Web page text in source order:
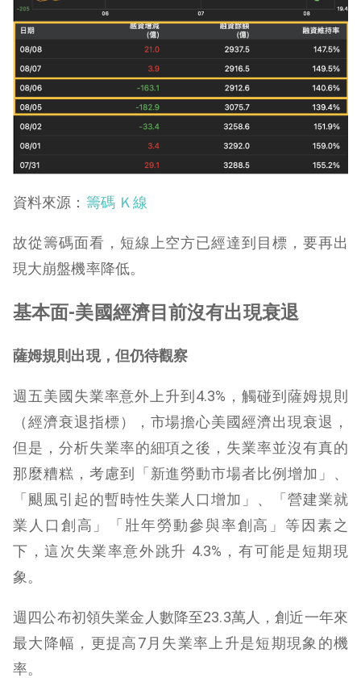
資料來源： 籌碼 Ｋ線
故從籌碼面看，短線上空方已經達到目標，要再出
現大崩盤機率降低。
基本面-美國經濟目前沒有出現衰退
薩姆規則出現，但仍待觀察
週五美國失業率意外上升到4.3%，觸碰到薩姆規則
（經濟衰退指標），市場擔心美國經濟出現衰退，
但是，分析失業率的細項之後，失業率並沒有真的
那麼糟糕，考慮到「新進勞動市場者比例增加」、
「颶風引起的暫時性失業人口增加」、「營建業就
業人口創高」「壯年勞動參與率創高」等因素之
下，這次失業率意外跳升 4.3%，有可能是短期現
象。
週四公布初領失業金人數降至23.3萬人，創近一年來
最大降幅，更提高7月失業率上升是短期現象的機
率。